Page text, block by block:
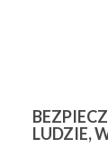
LUDZIE,